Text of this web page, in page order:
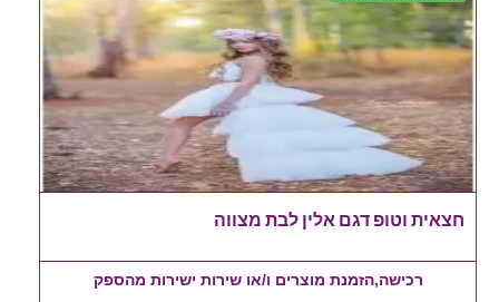
חצאית וטופ דגם אלין לבת מצווה
רכישה,הזמנת מוצרים ו/או שירות ישירות מהספק